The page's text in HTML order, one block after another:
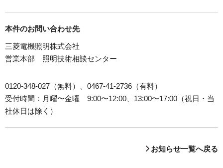
本件のお問い合わせ先
三菱電機照明株式会社
営業本部 照明技術相談センター
0120-348-027（無料）、0467-41-2736（有料）
受付時間：月曜〜金曜 9:00〜12:00、13:00〜17:00（祝日・当
社休日は除く）
お知らせ一覧へ戻る